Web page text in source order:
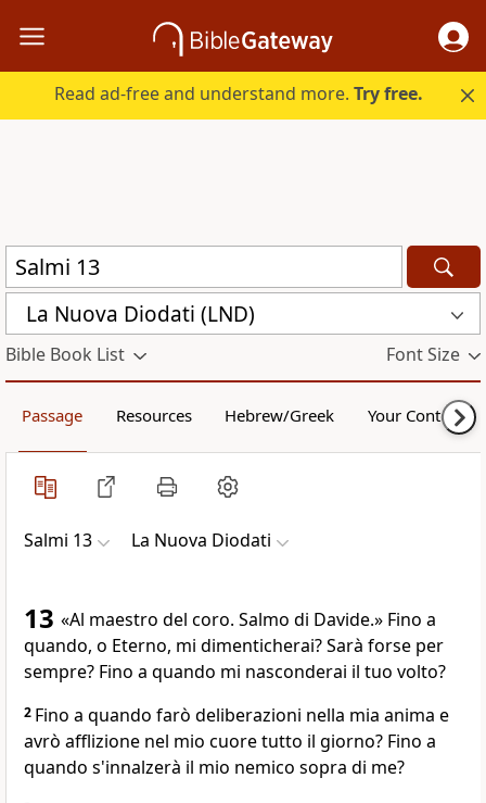
Read ad-free and understand more.Try free.
La Nuova Diodati (LND)
Bible Book List Font Size
Passage Resources Hebrew/Greek Your Content
Salmi 13 La Nuova Diodati
13 «Al maestro del coro. Salmo di Davide.» Fino a
quando, o Eterno, mi dimenticherai? Sarà forse per
sempre? Fino a quando mi nasconderai il tuo volto?
2 Fino a quando farò deliberazioni nella mia anima e
avrò afflizione nel mio cuore tutto il giorno? Fino a
quando s'innalzerà il mio nemico sopra di me?